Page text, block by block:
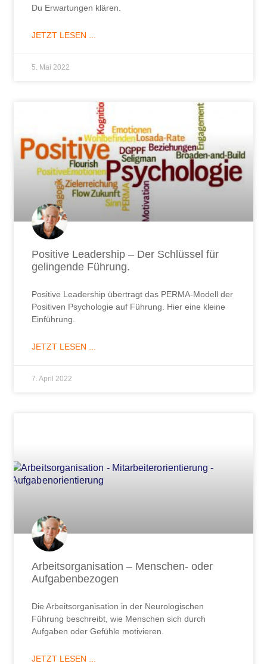
Du Erwartungen klären.
JETZT LESEN ...
5. Mai 2022
Positive Leadership – Der Schlüssel für
gelingende Führung.
Positive Leadership übertragt das PERMA-Modell der
Positiven Psychologie auf Führung. Hier eine kleine
Einführung.
JETZT LESEN ...
7. April 2022
Arbeitsorganisation – Menschen- oder
Aufgabenbezogen
Die Arbeitsorganisation in der Neurologischen
Führung beschreibt, wie Menschen sich durch
Aufgaben oder Gefühle motivieren.
JETZT LESEN ...